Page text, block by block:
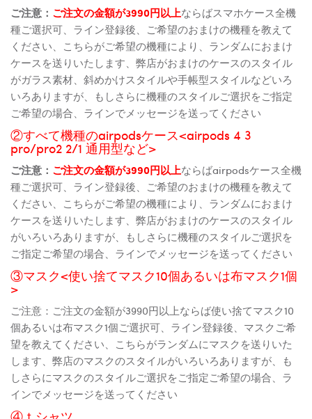
ご注意： ご注文の金額が3990円以上ならばスマホケース全機
種ご選択可、ライン登録後、ご希望のおまけの機種を教えて
ください、こちらがご希望の機種により、ランダムにおまけ
ケースを送りいたします、弊店がおまけのケースのスタイル
がガラス素材、斜めかけスタイルや手帳型スタイルなどいろ
いろありますが、もしさらに機種のスタイルご選択をご指定
ご希望の場合、ラインでメッセージを送ってください
②すべて機種のairpodsケース<airpods 4 3
pro/pro2 2/1 通用型など>
ご注意： ご注文の金額が3990円以上ならばairpodsケース全機
種ご選択可、ライン登録後、ご希望のおまけの機種を教えて
ください、こちらがご希望の機種により、ランダムにおまけ
ケースを送りいたします、弊店がおまけのケースのスタイル
がいろいろありますが、もしさらに機種のスタイルご選択を
ご指定ご希望の場合、ラインでメッセージを送ってください
③マスク<使い捨てマスク10個あるいは布マスク1個
>
ご注意：ご注文の金額が3990円以上ならば使い捨てマスク10
個あるいは布マスク1個ご選択可、ライン登録後、マスクご希
望を教えてください、こちらがランダムにマスクを送りいた
します、弊店のマスクのスタイルがいろいろありますが、も
しさらにマスクのスタイルご選択をご指定ご希望の場合、ラ
インでメッセージを送ってください